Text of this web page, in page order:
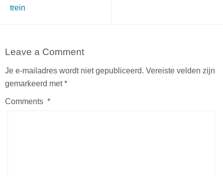
trein
Leave a Comment
Je e-mailadres wordt niet gepubliceerd. Vereiste velden zijn
gemarkeerd met*
Comments *